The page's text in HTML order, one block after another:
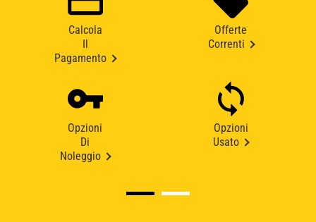
Calcola
Pagamento
Offerte
Correnti
Opzioni
Di
Noleggio
Opzioni
Usato